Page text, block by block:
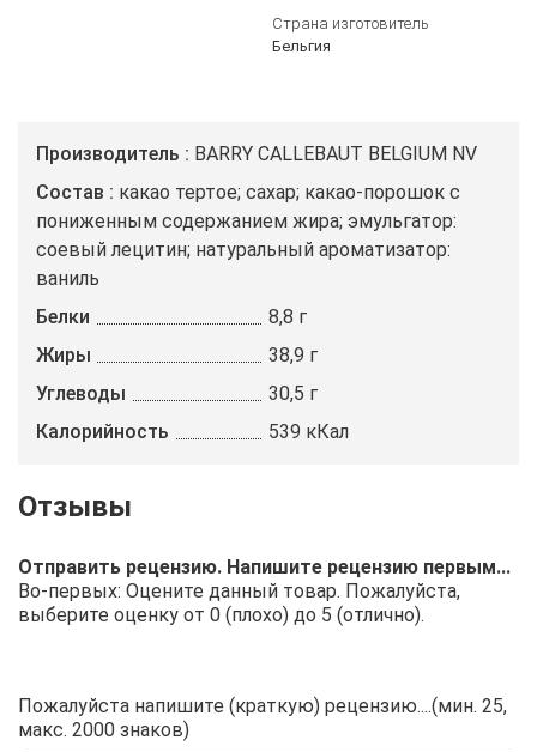
Страна изготовитель
Бельгия
Производитель
BARRY CALLEBAUT BELGIUM NV
Состав
какао тертое; сахар; какао-порошок с
пониженным содержанием жира; эмульгатор:
соевый лецитин; натуральный ароматизатор:
ваниль
Белки
8,8 г
Жиры
38,9 г
Углеводы
30,5 г
Калорийность
539 кКал
Отправить рецензию. Напишите рецензию первым...
Во-первых: Оцените данный товар. Пожалуйста,
выберите оценку от 0 (плохо) до 5 (отлично).
Пожалуйста напишите (краткую) рецензию....(мин. 25,
макс. 2000 знаков)